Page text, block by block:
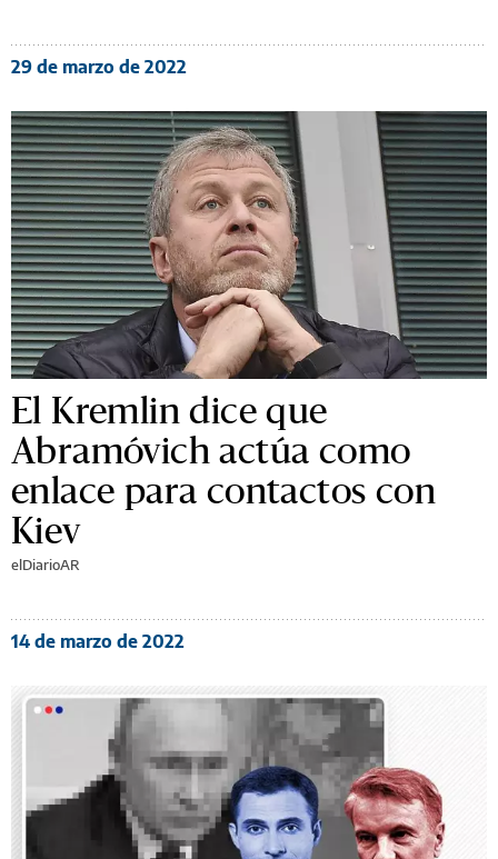
29 de marzo de 2022
El Kremlin dice que
Abramóvich actúa como
enlace para contactos con
Kiev
elDiarioAR
14 de marzo de 2022